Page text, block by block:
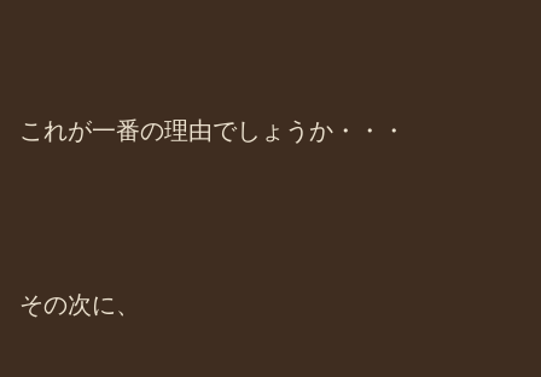
これが一番の理由でしょうか・・・
その次に、